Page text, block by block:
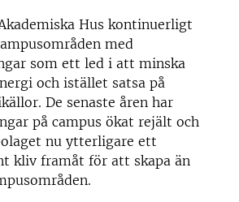
Hus kontinuerligt
med
som ett led i att minska
och istället satsa på
De senaste åren har
på campus ökat rejält och
nu ytterligare ett
kliv framåt för att skapa än